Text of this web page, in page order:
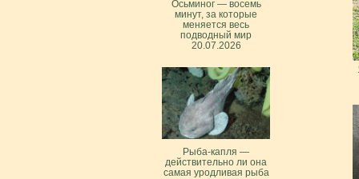
Осьминог — восемь
минут, за которые
меняется весь
подводный мир
20.07.2026
Рыба-капля —
действительно ли она
самая уродливая рыба